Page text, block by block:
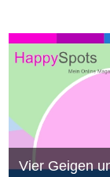
Vier Geigen